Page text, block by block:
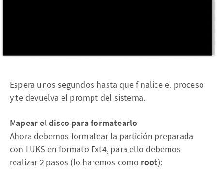
Espera unos segundos hasta que finalice el proceso
y te devuelva el prompt del sistema.
Mapear el disco para formatearlo
Ahora debemos formatear la partición preparada
con LUKS en formato Ext4, para ello debemos
realizar 2 pasos (lo haremos como root):